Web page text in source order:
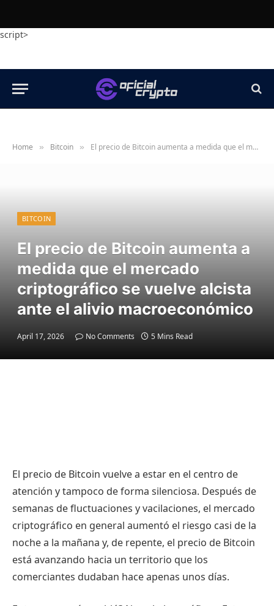
script>
Home » Bitcoin » El precio de Bitcoin aumenta a medida que el mercado criptográfico se vuelve alcista ante el alivio macroeconómico
BITCOIN
El precio de Bitcoin aumenta a
medida que el mercado
criptográfico se vuelve alcista
ante el alivio macroeconómico
April 17, 2026 No Comments 5 Mins Read
El precio de Bitcoin vuelve a estar en el centro de
atención y tampoco de forma silenciosa. Después de
semanas de fluctuaciones y vacilaciones, el mercado
criptográfico en general aumentó el riesgo casi de la
noche a la mañana y, de repente, el precio de Bitcoin
está avanzando hacia un territorio que los
comerciantes dudaban hace apenas unos días.